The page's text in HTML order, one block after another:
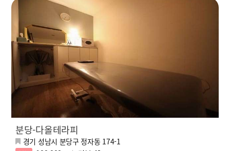
분당-다올테라피
경기 성남시 분당구 정자동 174-1